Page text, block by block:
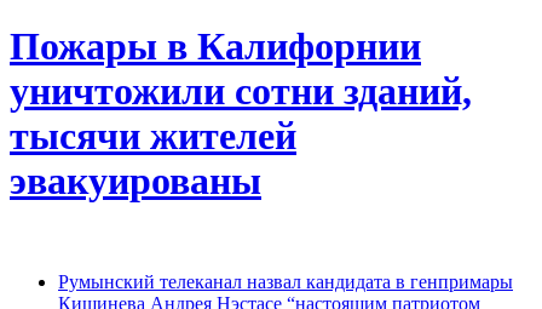
Пожары в Калифорнии
уничтожили сотни зданий,
тысячи жителей
эвакуированы
Румынский телеканал назвал кандидата в генпримары
Кишинева Андрея Нэстасе “настоящим патриотом